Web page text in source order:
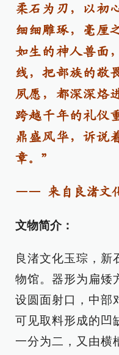
柔石为刃，以初
细细雕琢，毫厘
如生的神人兽面
线，把部族的敬
夙愿，都深深烙
跨越千年的礼仪
鼎盛风华，诉说
章。”
—— 来自良渚文
文物简介：
良渚文化玉琮，新
物馆。器形为扁矮
设圆面射口，中部
可见取料形成的凹
一分为二，又由横